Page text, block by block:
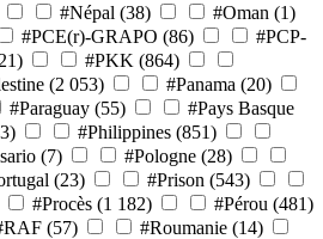
#Népal (38) #Oman (1)
#PCE(r)-GRAPO (86)
#PCP-
#PKK (864)
(2 053) #Panama (20)
#Paraguay (55)
#Pays Basque
#Philippines (851)
(7) #Pologne (28)
(23) #Prison (543)
#Procès (1 182) #Pérou (481)
(57) #Roumanie (14)